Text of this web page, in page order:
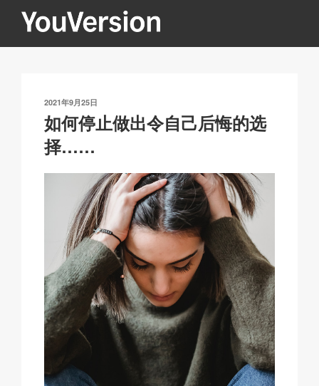
YOUVERSION
Seeking God every day.
发
布
于
2021年9月25日
如何停止做出令自己后悔的选
择……